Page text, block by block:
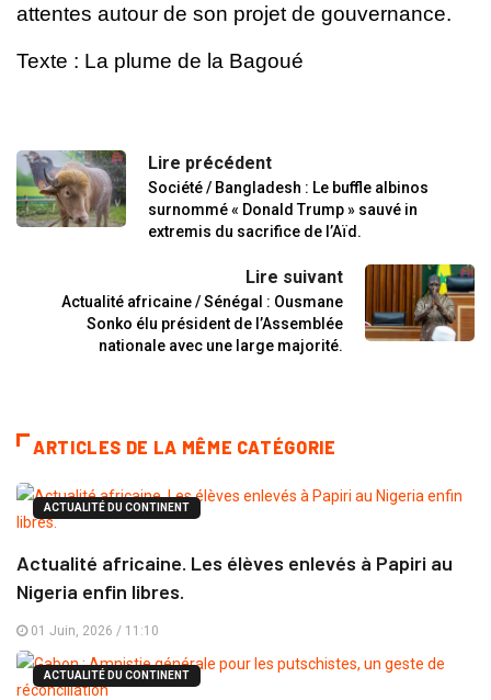
attentes autour de son projet de gouvernance.
Texte : La plume de la Bagoué
Lire précédent
Société / Bangladesh : Le buffle albinos
surnommé « Donald Trump » sauvé in
extremis du sacrifice de l’Aïd.
Lire suivant
Actualité africaine / Sénégal : Ousmane
Sonko élu président de l’Assemblée
nationale avec une large majorité.
ARTICLES DE LA MÊME CATÉGORIE
ACTUALITÉ DU CONTINENT
Actualité africaine. Les élèves enlevés à Papiri au
Nigeria enfin libres.
01 Juin, 2026 / 11:10
ACTUALITÉ DU CONTINENT